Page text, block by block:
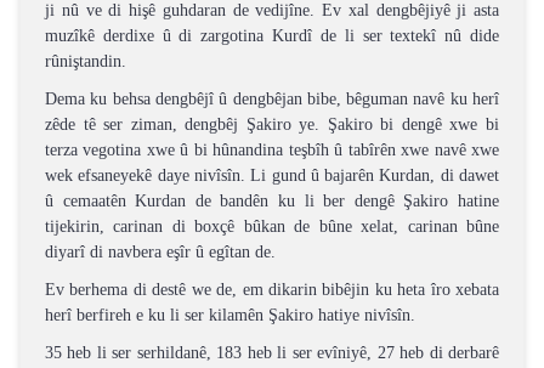
ji nû ve di hişê guhdaran de vedijîne. Ev xal dengbêjiyê ji asta
muzîkê derdixe û di zargotina Kurdî de li ser textekî nû dide
rûniştandin.
Dema ku behsa dengbêjî û dengbêjan bibe, bêguman navê ku herî
zêde tê ser ziman, dengbêj Şakiro ye. Şakiro bi dengê xwe bi
terza vegotina xwe û bi hûnandina teşbîh û tabîrên xwe navê xwe
wek efsaneyekê daye nivîsîn. Li gund û bajarên Kurdan, di dawet
û cemaatên Kurdan de bandên ku li ber dengê Şakiro hatine
tijekirin, carinan di boxçê bûkan de bûne xelat, carinan bûne
diyarî di navbera eşîr û egîtan de.
Ev berhema di destê we de, em dikarin bibêjin ku heta îro xebata
herî berfireh e ku li ser kilamên Şakiro hatiye nivîsîn.
35 heb li ser serhildanê, 183 heb li ser evîniyê, 27 heb di derbarê